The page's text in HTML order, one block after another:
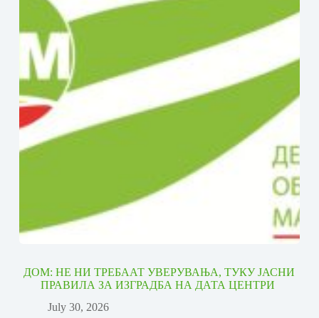
ДОМ: НЕ НИ ТРЕБААТ УВЕРУВАЊА, ТУКУ ЈАСНИ
ПРАВИЛА ЗА ИЗГРАДБА НА ДАТА ЦЕНТРИ
July 30, 2026